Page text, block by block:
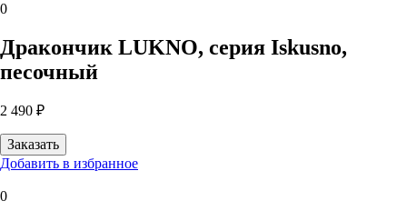
0
Дракончик LUKNO, серия Iskusno,
песочный
2 490 ₽
Добавить в избранное
0